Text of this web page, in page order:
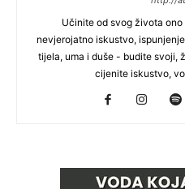
Učinite od svog života
nevjerojatno iskustvo,
tijela, uma i duše - budite svoji,
cijenite iskustvo,